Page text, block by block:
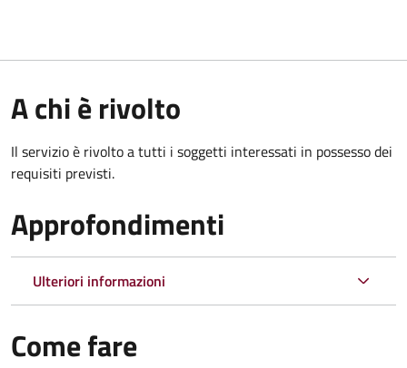
A chi è rivolto
Il servizio è rivolto a tutti i soggetti interessati in possesso dei
requisiti previsti.
Approfondimenti
Ulteriori informazioni
Come fare